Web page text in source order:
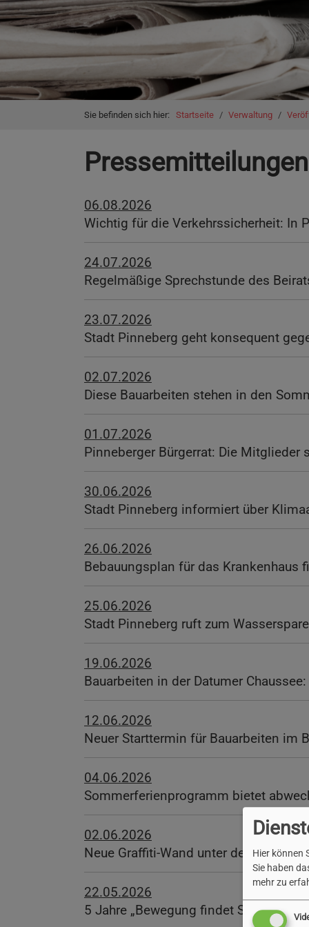
You are here:
Sie befinden sich hier: Startseite Verwaltung
Pressemitteilungen
06.08.2026
Wichtig für die Verkehrssicherheit: In
24.07.2026
Regelmäßige Sprechstunde des
23.07.2026
Stadt Pinneberg geht konsequent
02.07.2026
Diese Bauarbeiten stehen in den
01.07.2026
Pinneberger Bürgerrat: Die Mitglieder
30.06.2026
Stadt Pinneberg informiert über
26.06.2026
Bebauungsplan für das Krankenhaus
25.06.2026
Stadt Pinneberg ruft zum
19.06.2026
Bauarbeiten in der Datumer
12.06.2026
Neuer Starttermin für Bauarbeiten im
04.06.2026
Sommerferienprogramm bietet
02.06.2026
Neue Graffiti-Wand unter der
22.05.2026
5 Jahre „Bewegung findet Stadt“:
Hier können
Sie haben
mehr zu